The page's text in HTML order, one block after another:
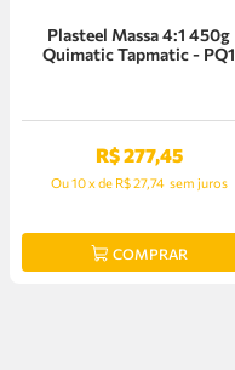
Plasteel Massa 4:1 450g
Quimatic Tapmatic - PQ1
R$277,45
Ou10xde R$ 27,74 sem juros
COMPRAR